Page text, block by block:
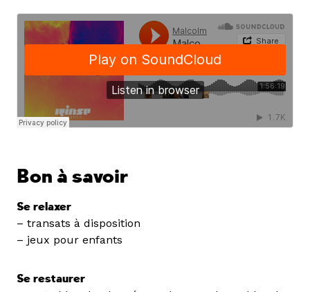
Bon à savoir
Se relaxer
– transats à disposition
– jeux pour enfants
Se restaurer